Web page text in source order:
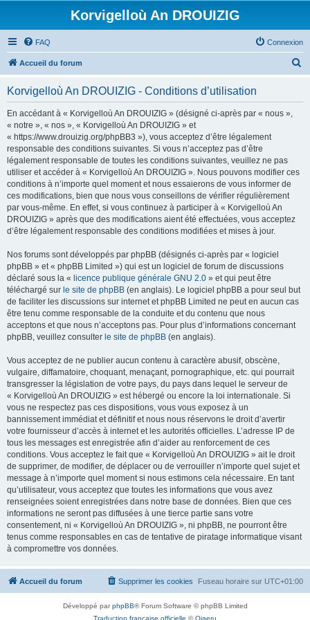
Korvigelloù An DROUIZIG
FAQ Connexion
Accueil du forum
Korvigelloù An DROUIZIG - Conditions d’utilisation
En accédant à « Korvigelloù An DROUIZIG » (désigné ci-après par « nous »,
« notre », « nos », « Korvigelloù An DROUIZIG » et
« https://www.drouizig.org/phpBB3 »), vous acceptez d’être légalement
responsable des conditions suivantes. Si vous n’acceptez pas d’être
légalement responsable de toutes les conditions suivantes, veuillez ne pas
utiliser et accéder à « Korvigelloù An DROUIZIG ». Nous pouvons modifier ces
conditions à n’importe quel moment et nous essaierons de vous informer de
ces modifications, bien que nous vous conseillons de vérifier régulièrement
par vous-même. En effet, si vous continuez à participer à « Korvigelloù An
DROUIZIG » après que des modifications aient été effectuées, vous acceptez
d’être légalement responsable des conditions modifiées et mises à jour.
Nos forums sont développés par phpBB (désignés ci-après par « logiciel
phpBB » et « phpBB Limited ») qui est un logiciel de forum de discussions
déclaré sous la « licence publique générale GNU 2.0 » et qui peut être
téléchargé sur le site de phpBB (en anglais). Le logiciel phpBB a pour seul but
de faciliter les discussions sur internet et phpBB Limited ne peut en aucun cas
être tenu comme responsable de la conduite et du contenu que nous
acceptons et que nous n’acceptons pas. Pour plus d’informations concernant
phpBB, veuillez consulter le site de phpBB (en anglais).
Vous acceptez de ne publier aucun contenu à caractère abusif, obscène,
vulgaire, diffamatoire, choquant, menaçant, pornographique, etc. qui pourrait
transgresser la législation de votre pays, du pays dans lequel le serveur de
« Korvigelloù An DROUIZIG » est hébergé ou encore la loi internationale. Si
vous ne respectez pas ces dispositions, vous vous exposez à un
bannissement immédiat et définitif et nous nous réservons le droit d’avertir
votre fournisseur d’accès à internet et les autorités officielles. L’adresse IP de
tous les messages est enregistrée afin d’aider au renforcement de ces
conditions. Vous acceptez le fait que « Korvigelloù An DROUIZIG » ait le droit
de supprimer, de modifier, de déplacer ou de verrouiller n’importe quel sujet et
message à n’importe quel moment si nous estimons cela nécessaire. En tant
qu’utilisateur, vous acceptez que toutes les informations que vous avez
renseignées soient enregistrées dans notre base de données. Bien que ces
informations ne seront pas diffusées à une tierce partie sans votre
consentement, ni « Korvigelloù An DROUIZIG », ni phpBB, ne pourront être
tenus comme responsables en cas de tentative de piratage informatique visant
à compromettre vos données.
Accueil du forum Fuseau horaire sur UTC+01:00
Supprimer les cookies
Développé parphpBB® Forum Software © phpBB Limited
Traduction française officielle ©Qiaeru